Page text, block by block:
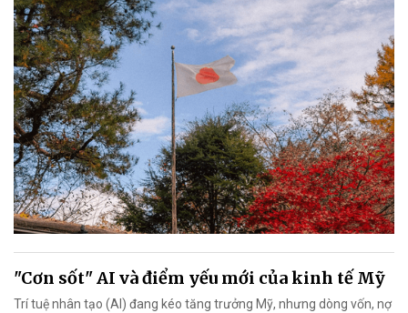
"Cơn sốt" AI và điểm yếu mới của kinh tế Mỹ
Trí tuệ nhân tạo (AI) đang kéo tăng trưởng Mỹ, nhưng dòng vốn, nợ